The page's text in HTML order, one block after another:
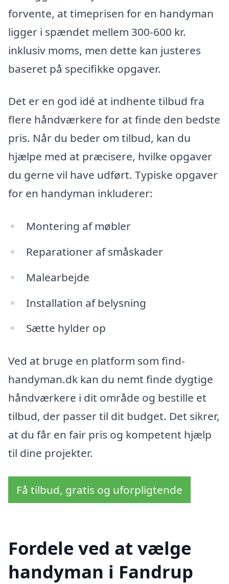
forvente, at timeprisen for en handyman
ligger i spændet mellem 300-600 kr.
inklusiv moms, men dette kan justeres
baseret på specifikke opgaver.
Det er en god idé at indhente tilbud fra
flere håndværkere for at finde den bedste
pris. Når du beder om tilbud, kan du
hjælpe med at præcisere, hvilke opgaver
du gerne vil have udført. Typiske opgaver
for en handyman inkluderer:
Montering af møbler
Reparationer af småskader
Malearbejde
Installation af belysning
Sætte hylder op
Ved at bruge en platform som find-
handyman.dk kan du nemt finde dygtige
håndværkere i dit område og bestille et
tilbud, der passer til dit budget. Det sikrer,
at du får en fair pris og kompetent hjælp
til dine projekter.
Få tilbud, gratis og uforpligtende
Fordele ved at vælge
handyman i Fandrup